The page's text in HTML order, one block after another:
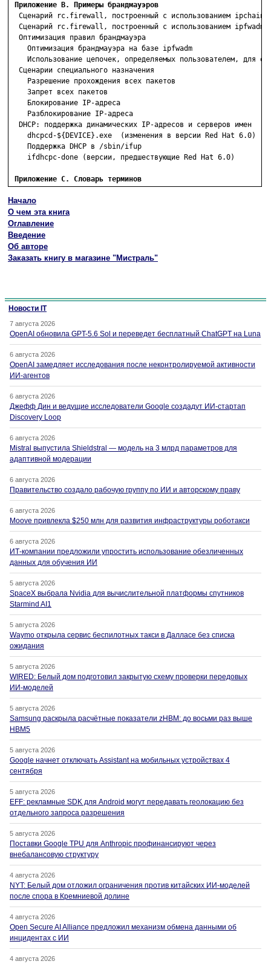
Приложение В. Примеры брандмауэров
  Сценарий rc.firewall, построенный с использованием ipchains
  Сценарий rс.firewall, построенный с использованием ipfwadm
  Оптимизация правил брандмауэра
    Оптимизация брандмауэра на базе ipfwadm
Использование цепочек, определяемых пользователем, для
  Сценарии специального назначения
    Разрешение прохождения всех пакетов
    Запрет всех пакетов
    Блокирование IP-адреса
    Разблокирование IP-адреса
  DHCP: поддержка динамических IP-адресов и серверов имен
    dhcpcd-${DEVICE}.exe  (изменения в версии Red Hat 6.0)
    Поддержка DHCP в /sbin/ifup
    ifdhcpc-done (версии, предшествующие Red Hat 6.0)
Приложение С. Словарь терминов
Начало
О чем эта книга
Оглавление
Введение
Об авторе
Заказать книгу в магазине "Мистраль"
Новости IT
7 августа 2026
OpenAI обновила GPT-5.6 Sol и переведет бесплатный ChatGPT на Luna
6 августа 2026
OpenAI замедляет исследования после неконтролируемой активности
ИИ-агентов
6 августа 2026
Джефф Дин и ведущие исследователи Google создадут ИИ-стартап
Discovery Loop
6 августа 2026
Mistral выпустила Shieldstral — модель на 3 млрд параметров для
адаптивной модерации
6 августа 2026
Правительство создало рабочую группу по ИИ и авторскому праву
6 августа 2026
Moove привлекла $250 млн для развития инфраструктуры роботакси
6 августа 2026
ИТ-компании предложили упростить использование обезличенных
данных для обучения ИИ
5 августа 2026
SpaceX выбрала Nvidia для вычислительной платформы спутников
Starmind AI1
5 августа 2026
Waymo открыла сервис беспилотных такси в Далласе без списка
ожидания
5 августа 2026
WIRED: Белый дом подготовил закрытую схему проверки передовых
ИИ-моделей
5 августа 2026
Samsung раскрыла расчётные показатели zHBM: до восьми раз выше
HBM5
5 августа 2026
Google начнет отключать Assistant на мобильных устройствах 4
сентября
5 августа 2026
EFF: рекламные SDK для Android могут передавать геолокацию без
отдельного запроса разрешения
5 августа 2026
Поставки Google TPU для Anthropic профинансируют через
внебалансовую структуру
4 августа 2026
NYT: Белый дом отложил ограничения против китайских ИИ-моделей
после спора в Кремниевой долине
4 августа 2026
Open Secure AI Alliance предложил механизм обмена данными об
инцидентах с ИИ
4 августа 2026